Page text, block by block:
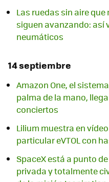
Las ruedas sin aire
siguen avanzando: así
neumáticos
14 septiembre
Amazon One, el
palma de la mano,
conciertos
Lilium muestra en
particular eVTOL con
SpaceX está a punto
privada y totalmente